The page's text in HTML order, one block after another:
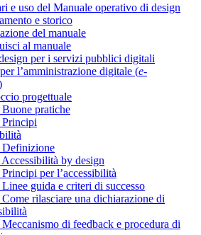
e uso del Manuale operativo di design
e storico
del manuale
al manuale
per i servizi pubblici digitali
l’amministrazione digitale (e-
progettuale
Buone pratiche
Principi
Definizione
Accessibilità by design
per l’accessibilità
guida e criteri di successo
rilasciare una dichiarazione di
di feedback e procedura di